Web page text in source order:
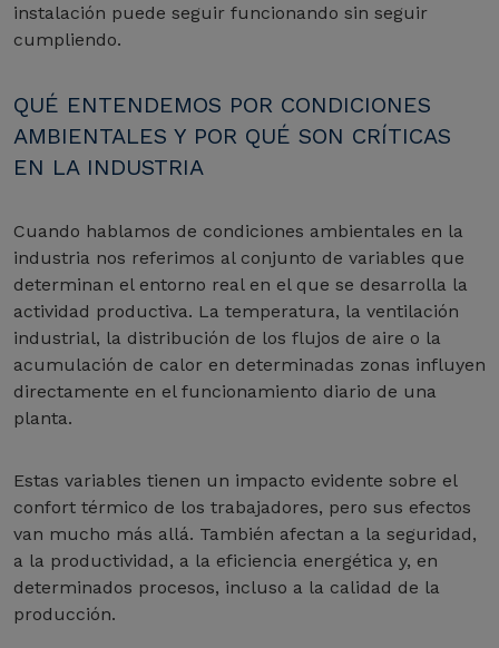
instalación puede seguir funcionando sin seguir
cumpliendo.
QUÉ ENTENDEMOS POR CONDICIONES
AMBIENTALES Y POR QUÉ SON CRÍTICAS
EN LA INDUSTRIA
Cuando hablamos de condiciones ambientales en la
industria nos referimos al conjunto de variables que
determinan el entorno real en el que se desarrolla la
actividad productiva. La temperatura, la ventilación
industrial, la distribución de los flujos de aire o la
acumulación de calor en determinadas zonas influyen
directamente en el funcionamiento diario de una
planta.
Estas variables tienen un impacto evidente sobre el
confort térmico de los trabajadores, pero sus efectos
van mucho más allá. También afectan a la seguridad,
a la productividad, a la eficiencia energética y, en
determinados procesos, incluso a la calidad de la
producción.